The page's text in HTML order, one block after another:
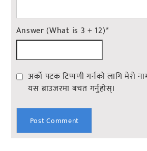
Answer (What is 3 + 12)*
अर्को पटक टिप्पणी गर्नको लागि मेरो
यस ब्राउजरमा बचत गर्नुहोस्।